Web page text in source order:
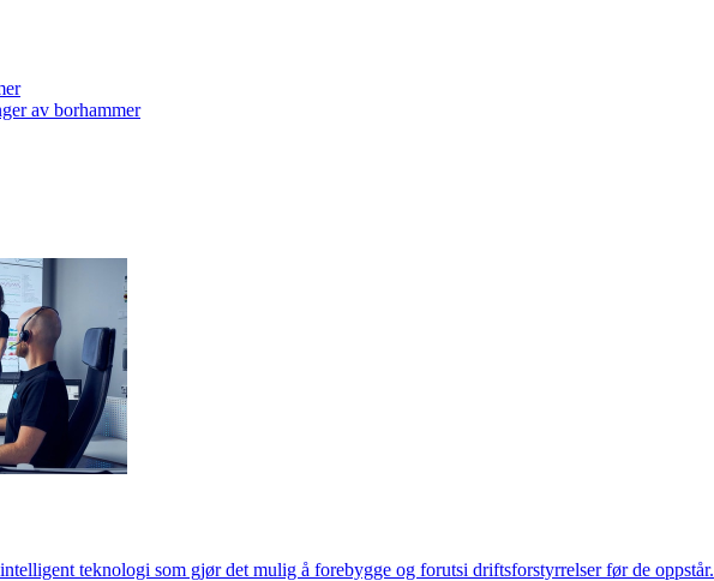
av borhammer
teknologi som gjør det mulig å forebygge og forutsi driftsforstyrrelser før de oppstår.